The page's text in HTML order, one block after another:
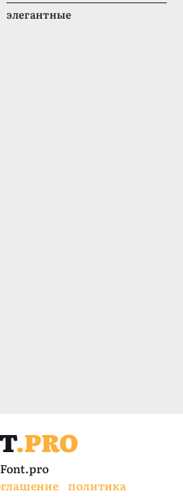
элегантные
.PRO
политика